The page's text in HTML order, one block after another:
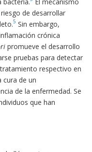
de desarrollar
5 Sin embargo,
crónica
promueve el desarrollo
pruebas para detectar
respectivo en
cura de un
de la enfermedad. Se
que han